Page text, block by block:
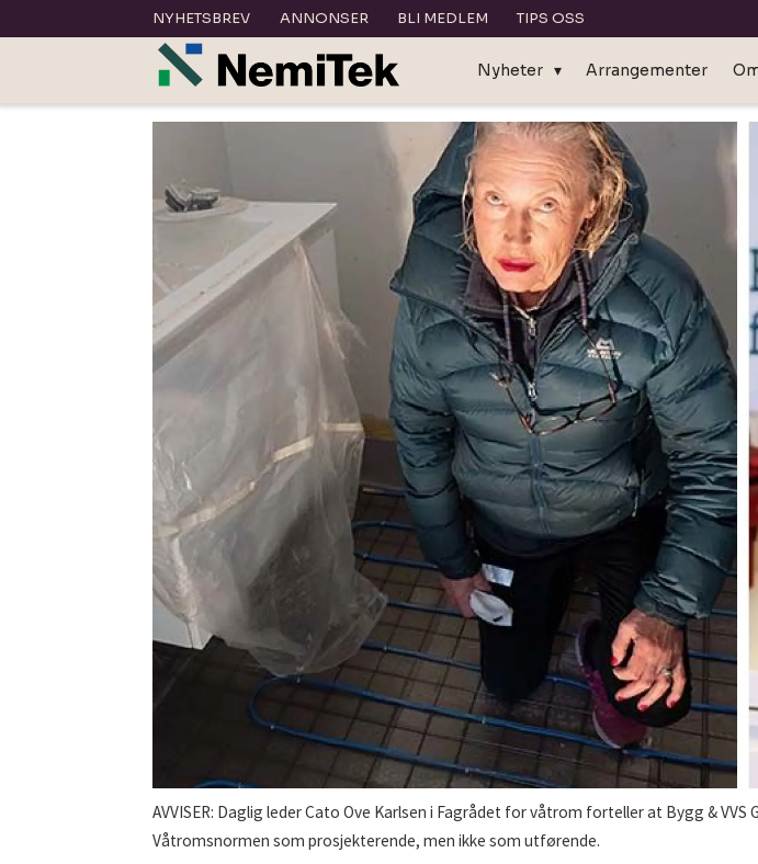
NYHETSBREV ANNONSER BLI MEDLEM TIPS OSS
Nyheter Arrangementer
AVVISER: Daglig leder Cato Ove Karlsen i Fagrådet for våtrom forteller at Bygg &
Våtromsnormen som prosjekterende, men ikke som utførende.